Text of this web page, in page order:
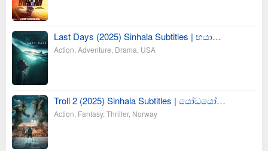
Last Days (2025) Sinhala Subtitles | භයා…
Action Adventure Drama USA
Troll 2 (2025) Sinhala Subtitles | යෝධයෝ…
Action Fantasy, Thriller, Norway